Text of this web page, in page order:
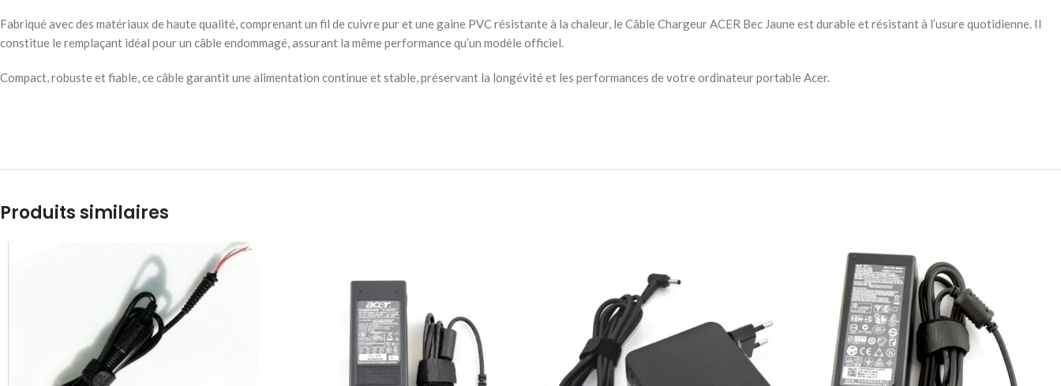
Fabriqué avec des matériaux de haute qualité, comprenant un fil de cuivre pur et une gaine PVC résistante à la chaleur, le Câble Chargeur ACER Bec Jaune est durable et résistant à l’usure quotidienne. Il
constitue le remplaçant idéal pour un câble endommagé, assurant la même performance qu’un modèle officiel.
Compact, robuste et fiable, ce câble garantit une alimentation continue et stable, préservant la longévité et les performances de votre ordinateur portable Acer.
Produits similaires